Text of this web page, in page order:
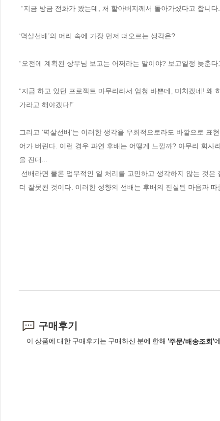
‘멱살선배’의 머리 속에 가장 먼저 떠오르는 생각은?
“오전에 계획된 상무님 보고는 어쩌라는 말이야? 보고일정 늦춘
“지금 하고 있던 프로젝트 마무리라서 엄청 바쁜데, 미치겠네! 왜
가라고 해야겠다!”
그리고 ‘멱살선배’는 이러한 생각을 우회적으로라도 바깥으로
어가 버린다. 이런 경우 과연 후배는 어떻게 느낄까? 아무리 회
을 진대...
더 잘못된 것이다. 이러한 성향의 선배는 후배의 진실된 마음과
구매후기
이 상품에 대한 구매후기는 구매하신 분에 한해 '주문/배송조회'